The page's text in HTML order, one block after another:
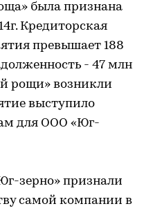
была признана
Кредиторская
превышает 188
- 47 млн
рощи» возникли
выступило
для ООО «Юг-
зерно» признали
самой компании в